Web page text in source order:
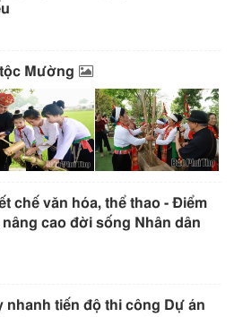
Mường
chế văn hóa, thể thao - Điểm
nâng cao đời sống Nhân dân
nhanh tiến độ thi công Dự án